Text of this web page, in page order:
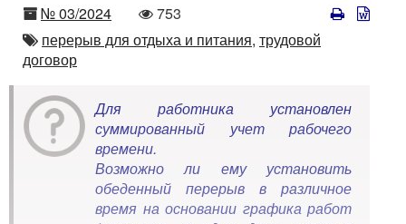
Номер
№ 03/2024
Количество
просмотров
753
Автор
перерыв для отдыха и питания, трудовой
договор
Для работника установлен
суммированный учет рабочего
времени.
Возможно ли ему установить
обеденный перерыв в различное
время на основании графика работ